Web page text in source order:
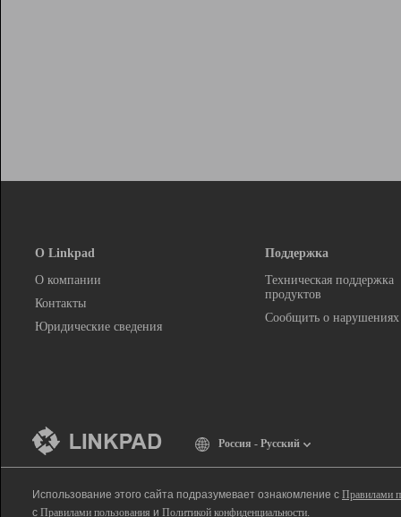
О Linkpad
О компании
Контакты
Юридические сведения
Поддержка
Техническая поддержка
продуктов
Сообщить о нарушениях
Россия - Русский
Использование этого сайта подразумевает ознакомление с Правилами
с Правилами пользования и Политикой конфиденциальности.